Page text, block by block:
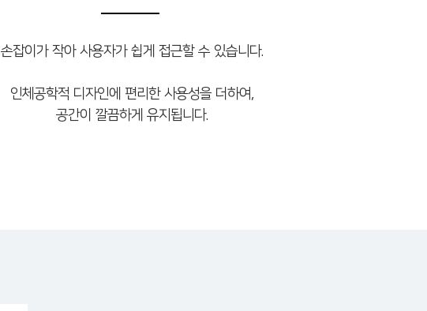
손잡이가 작아 사용자가 쉽게 접근할 수 있습니다.
인체공학적 디자인에 편리한 사용성을 더하여,
공간이 깔끔하게 유지됩니다.